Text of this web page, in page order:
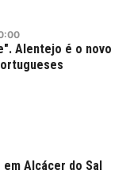
Alentejo é o novo
em Alcácer do Sal